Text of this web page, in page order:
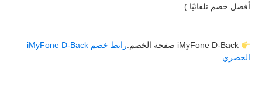
أفضل خصم تلقائيًا.)
رابط خصم iMyFone D-Back
الحصري